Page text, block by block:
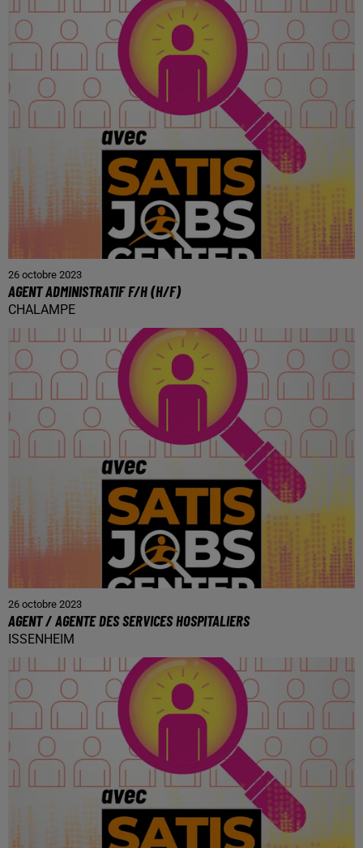
26 octobre 2023
AGENT ADMINISTRATIF F/H (H/F)
CHALAMPE
26 octobre 2023
AGENT / AGENTE DES SERVICES HOSPITALIERS
ISSENHEIM